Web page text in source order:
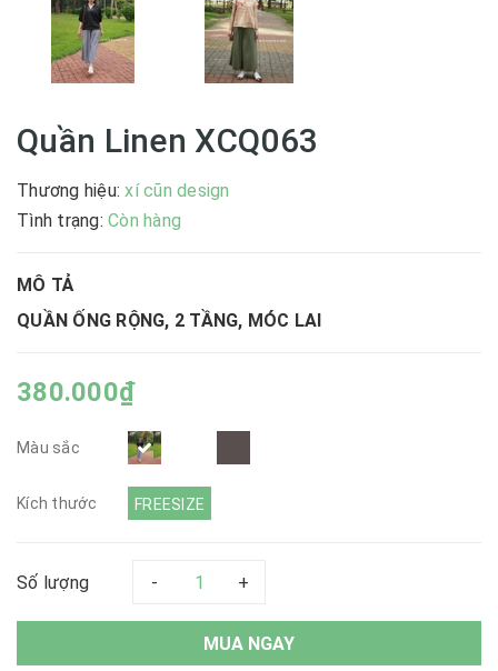
Quần Linen XCQ063
Thương hiệu:xí cũn design
|
Tình trạng: Còn hàng
MÔ TẢ
QUẦN ỐNG RỘNG, 2 TẦNG, MÓC LAI
380.000₫
Màu sắc
Kích thước FREESIZE
Số lượng +
-
MUA NGAY